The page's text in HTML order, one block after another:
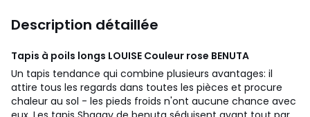
Description détaillée
Tapis à poils longs LOUISE Couleur rose BENUTA
Un tapis tendance qui combine plusieurs avantages: il
attire tous les regards dans toutes les pièces et procure
chaleur au sol - les pieds froids n'ont aucune chance avec